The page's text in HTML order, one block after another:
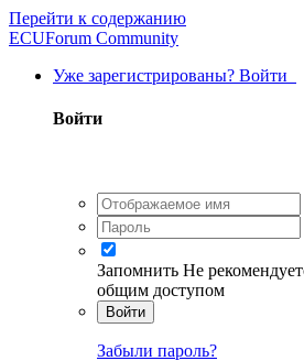
Перейти к содержанию
ECUForum Community
Уже зарегистрированы? Войти
Войти
Запомнить Не
общим доступом
Войти
Забыли пароль?